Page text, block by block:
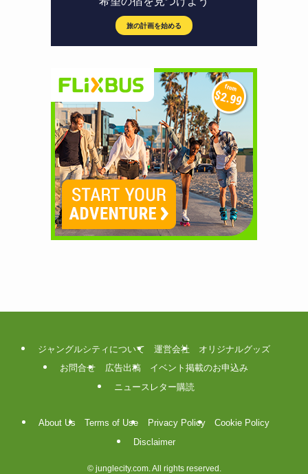
ジャングルシティについて 運営会社
オリジナルグッズ
お問合せ
広告出稿
イベント掲載のお申込み
ニュースレター購読
About Us Terms of Use Privacy Policy
Cookie Policy
Disclaimer
©junglecity.com. All rights reserved.